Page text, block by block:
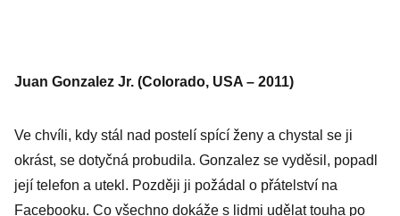
Juan Gonzalez Jr. (Colorado, USA – 2011)
Ve chvíli, kdy stál nad postelí spící ženy a chystal se ji
okrást, se dotyčná probudila. Gonzalez se vyděsil, popadl
její telefon a utekl. Později ji požádal o přátelství na
Facebooku. Co všechno dokáže s lidmi udělat touha po